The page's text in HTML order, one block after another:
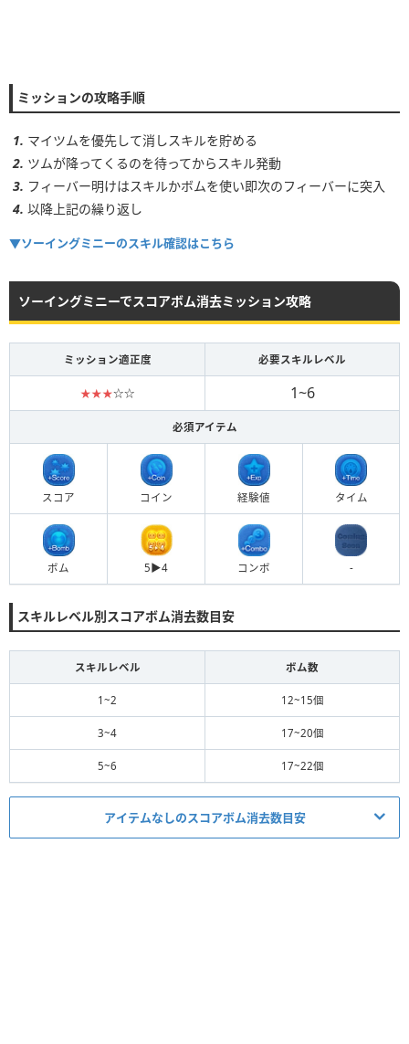
3~4
5~6
ミッションの攻略手順
マイツムを優先して消しスキルを貯める
ツムが降ってくるのを待ってからスキル発動
フィーバー明けはスキルかボムを使い即次のフィーバーに突入
以降上記の繰り返し
▼ソーイングミニーのスキル確認はこちら
ソーイングミニーでスコアボム消去ミッション攻略
ミッション適正度 必要スキルレベル
★★★☆☆ 1~6
必須アイテム
スコア コイン 経験値 タイム
ボム 5▶︎4 コンボ -
スキルレベル別スコアボム消去数目安
スキルレベル ボム数
1~2 12~15個
3~4 17~20個
5~6 17~22個
アイテムなしのスコアボム消去数目安